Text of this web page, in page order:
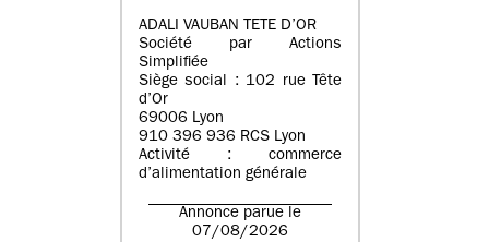
ADALI VAUBAN TETE D’OR
Société par Actions
Simplifiée
Siège social : 102 rue Tête
d’Or
69006 Lyon
910 396 936 RCS Lyon
Activité : commerce
d’alimentation générale
Annonce parue le
07/08/2026